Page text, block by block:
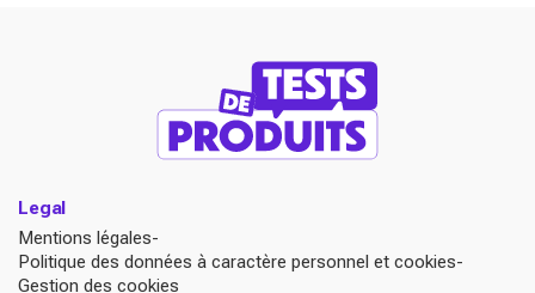
Legal
Mentions légales
Politique des données à caractère personnel et cookies
Gestion des cookies